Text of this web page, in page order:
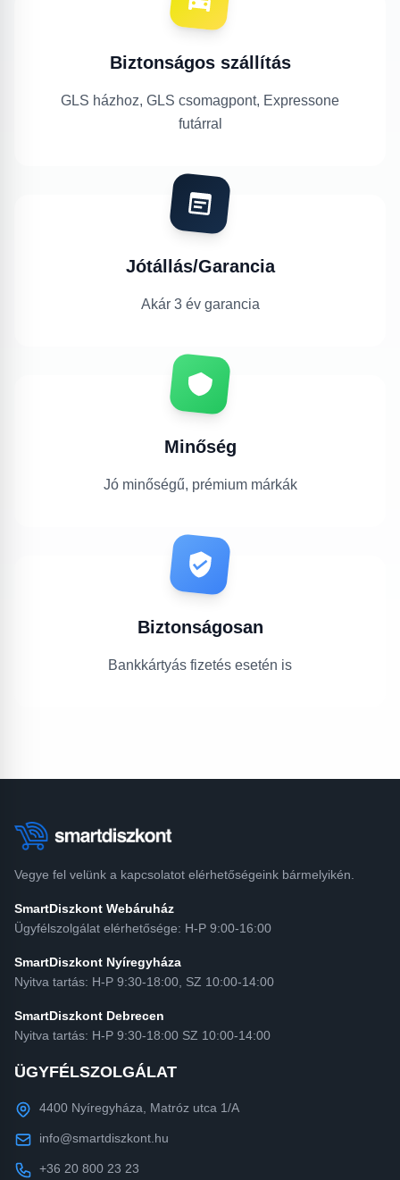
Biztonságos szállítás
GLS házhoz, GLS csomagpont, Expressone
futárral
Jótállás/Garancia
Akár 3 év garancia
Minőség
Jó minőségű, prémium márkák
Biztonságosan
Bankkártyás fizetés esetén is
Vegye fel velünk a kapcsolatot elérhetőségeink bármelyikén.
SmartDiszkont Webáruház
Ügyfélszolgálat elérhetősége: H-P 9:00-16:00
SmartDiszkont Nyíregyháza
Nyitva tartás: H-P 9:30-18:00, SZ 10:00-14:00
SmartDiszkont Debrecen
Nyitva tartás: H-P 9:30-18:00 SZ 10:00-14:00
ÜGYFÉLSZOLGÁLAT
4400 Nyíregyháza, Matróz utca 1/A
info@smartdiszkont.hu
+36 20 800 23 23